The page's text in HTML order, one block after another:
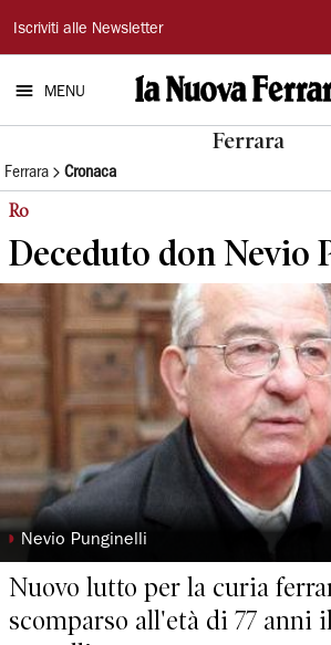
La
Nuova
Ferrara
Iscriviti alle Newsletter
MENU
Ferrara
Ferrara Cronaca
Ro
Deceduto don Nevio
◗ Nevio Punginelli
Nuovo lutto per la curia
scomparso all'età di 77 anni